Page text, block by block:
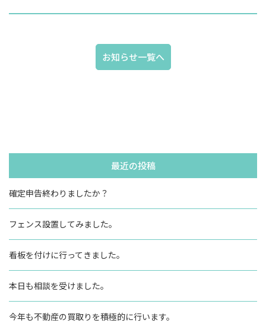
お知らせ一覧へ
最近の投稿
確定申告終わりましたか？
フェンス設置してみました。
看板を付けに行ってきました。
本日も相談を受けました。
今年も不動産の買取りを積極的に行います。